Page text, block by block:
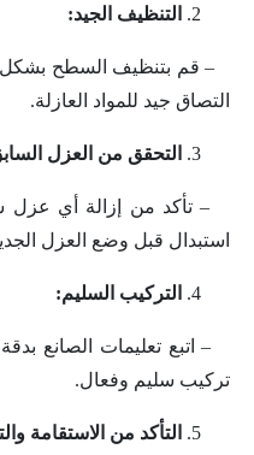
التنظيف الجيد:
– قم بتنظيف السطح بشكل
التصاق جيد للمواد العازلة.
التحقق من العزل
– تأكد من إزالة أي عزل
استبدال قبل وضع العزل
التركيب السليم:
– اتبع تعليمات الصانع
تركيب سليم وفعال.
التأكد من الاستقامة